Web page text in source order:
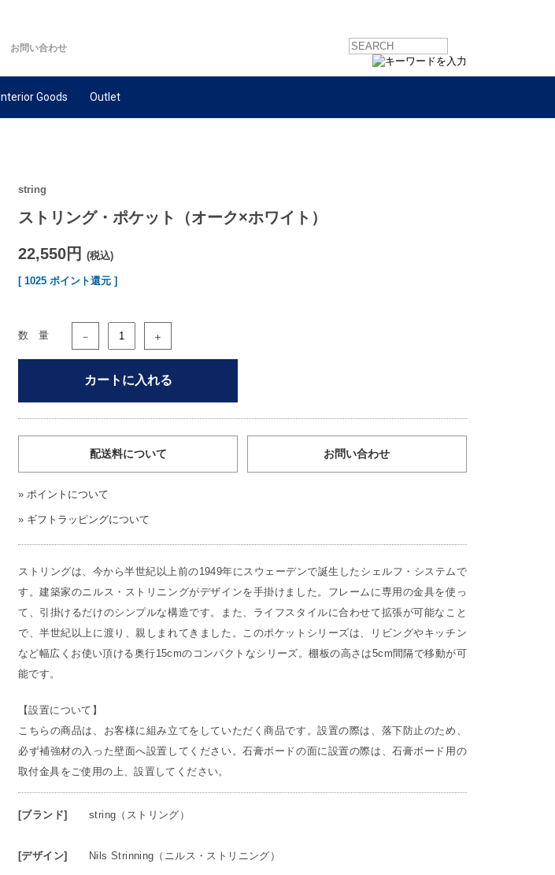
お問い合わせ
Interior Goods Outlet
string
ストリング・ポケット（オーク×ホワイト）
22,550円 (税込)
[ 1025 ポイント還元 ]
数 量 － ＋
カートに入れる
配送料について お問い合わせ
» ポイントについて
» ギフトラッピングについて
ストリングは、今から半世紀以上前の1949年にスウェーデンで誕生したシェルフ・システムで
す。建築家のニルス・ストリニングがデザインを手掛けました。フレームに専用の金具を使っ
て、引掛けるだけのシンプルな構造です。また、ライフスタイルに合わせて拡張が可能なこと
で、半世紀以上に渡り、親しまれてきました。このポケットシリーズは、リビングやキッチン
など幅広くお使い頂ける奥行15cmのコンパクトなシリーズ。棚板の高さは5cm間隔で移動が可
能です。
【設置について】
こちらの商品は、お客様に組み立てをしていただく商品です。設置の際は、落下防止のため、
必ず補強材の入った壁面へ設置してください。石膏ボードの面に設置の際は、石膏ボード用の
取付金具をご使用の上、設置してください。
[ブランド] string（ストリング）
[デザイン] Nils Strinning（ニルス・ストリニング）